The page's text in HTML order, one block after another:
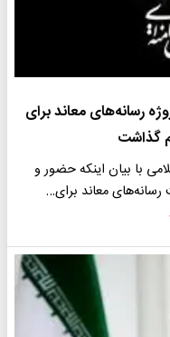
رسانه‌های معاند برای
گذاشت
با بیان اینکه حضور و
رسانه‌های معاند برای…